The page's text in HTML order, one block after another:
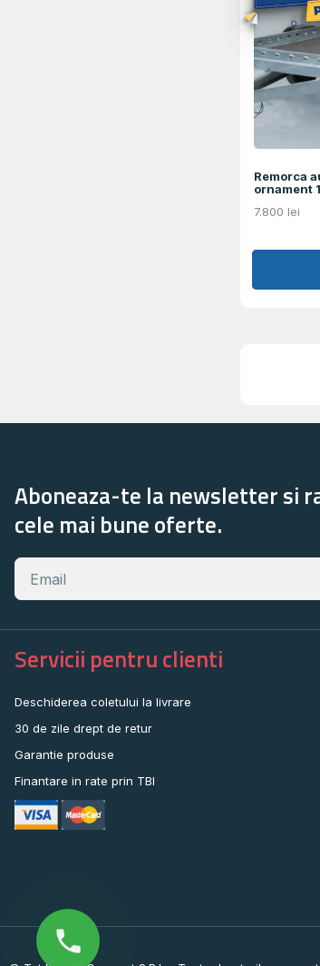
Remorca
ornament
7.800 lei
Aboneaza-te la newsletter si
cele mai bune oferte.
Servicii pentru clienti
Deschiderea coletului la livrare
30 de zile drept de retur
Garantie produse
Finantare in rate prin TBI